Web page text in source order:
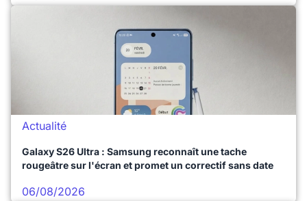
Actualité
Galaxy S26 Ultra : Samsung reconnaît une tache
rougeâtre sur l'écran et promet un correctif sans date
06/08/2026